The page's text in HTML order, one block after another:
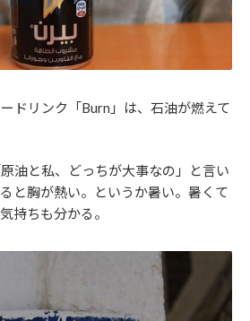
ドリンク「Burn」は、石油が燃えて
油と私、どっちが大事なの」と言い
と胸が熱い。というか暑い。暑くて
持ちも分かる。